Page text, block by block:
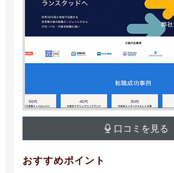
口コミを見る
おすすめポイント